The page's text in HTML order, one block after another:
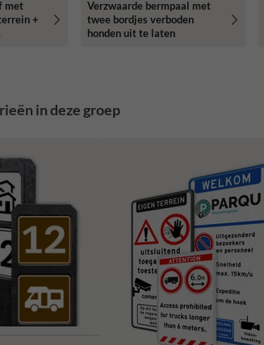
met
+
Verzwaarde bermpaal met
twee bordjes verboden
honden uit te laten
in deze groep